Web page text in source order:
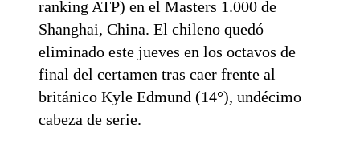
ranking ATP) en el Masters 1.000 de
Shanghai, China. El chileno quedó
eliminado este jueves en los octavos de
final del certamen tras caer frente al
británico Kyle Edmund (14°), undécimo
cabeza de serie.